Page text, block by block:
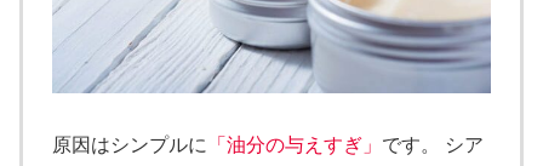
原因はシンプルに 「油分の与えすぎ」 です。 シア